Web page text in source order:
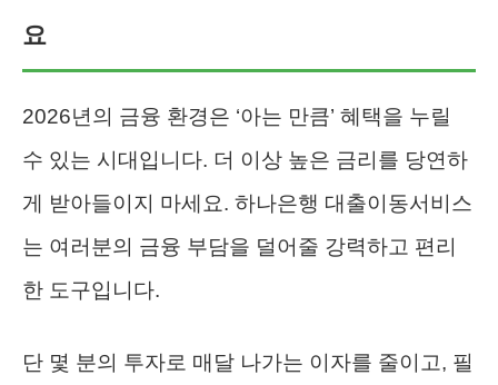
요
2026년의 금융 환경은 ‘아는 만큼’ 혜택을 누릴
수 있는 시대입니다. 더 이상 높은 금리를 당연하
게 받아들이지 마세요. 하나은행 대출이동서비스
는 여러분의 금융 부담을 덜어줄 강력하고 편리
한 도구입니다.
단 몇 분의 투자로 매달 나가는 이자를 줄이고, 필